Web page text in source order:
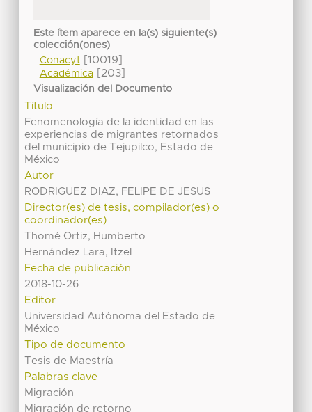
Este ítem aparece en la(s) siguiente(s)
colección(ones)
Conacyt[10019]
Académica[203]
Visualización del Documento
Título
Fenomenología de la identidad en las
experiencias de migrantes retornados
del municipio de Tejupilco, Estado de
México
Autor
RODRIGUEZ DIAZ, FELIPE DE JESUS
Director(es) de tesis, compilador(es) o
coordinador(es)
Thomé Ortiz, Humberto
Hernández Lara, Itzel
Fecha de publicación
2018-10-26
Editor
Universidad Autónoma del Estado de
México
Tipo de documento
Tesis de Maestría
Palabras clave
Migración
Migración de retorno